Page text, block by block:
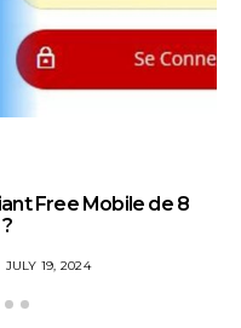
Free Mobile de 8
JULY 19, 2024